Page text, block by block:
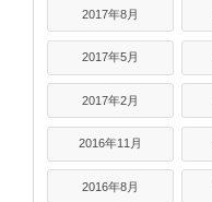
2017年8月
2017年5月
2017年2月
2016年11月
2016年8月